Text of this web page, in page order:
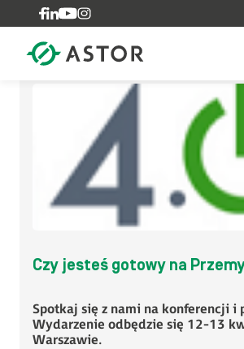
Skip to content
Czy jesteś gotowy na
Spotkaj się z nami na konferencji i
Wydarzenie odbędzie się 12-13
Warszawie.